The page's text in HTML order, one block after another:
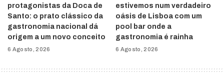
protagonistas da Doca de
Santo: o prato clássico da
gastronomia nacional dá
origem a um novo conceito
6 Agosto, 2026
estivemos num verdadeiro
oásis de Lisboa com um
pool bar onde a
gastronomia é rainha
6 Agosto, 2026